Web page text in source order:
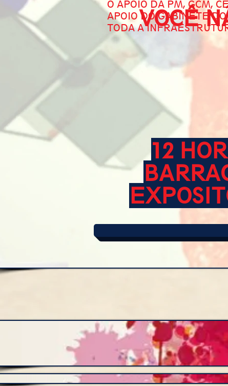
12
O APOIO DA PM, GCM,
APOIO DO GABINETE
TODA AVOCÊ